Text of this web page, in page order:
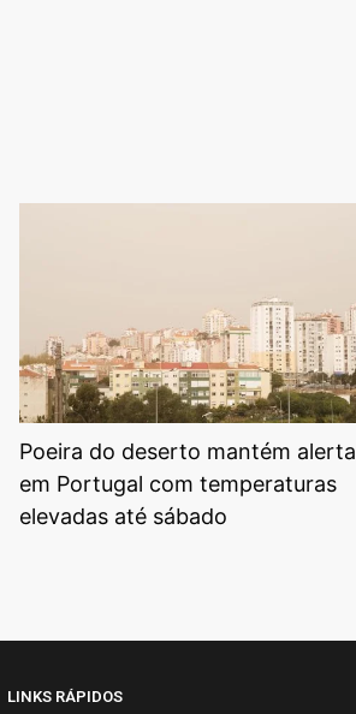
Poeira do deserto mantém alerta
em Portugal com temperaturas
elevadas até sábado
LINKS RÁPIDOS